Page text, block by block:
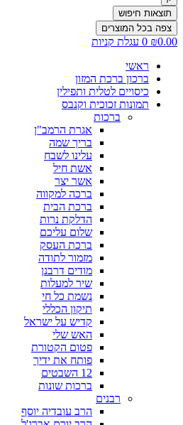
תוצאות חיפוש
צפה בכל המוצרים
₪0.00
0 עגלת קניות
ראשי
ברכון ברכת המזון
כיסויים לטלית ותפילין
תמונות זכוכית וקנבס
ברכות
אגרת הרמב"ן
בריך שמה
עלינו לשבח
אשת חיל
אשר יצר
ברכה למקווה
ברכת הבית
הדלקת נרות
שלום עליכם
ברכת העסק
מזמור לתודה
מודים דרבנן
שיר למעלות
נשמת כל חי
תיקון הכללי
קדיש על ישראל
האש שלי
פטום הקטורת
פותח את ידיך
12 השבטים
ברכות שונות
רבנים
הרב עובדיה יוסף